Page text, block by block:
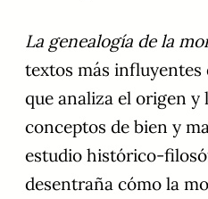
La genealogía de la
textos más influyentes
que analiza el origen y
conceptos de bien y
estudio histórico-
desentraña cómo la